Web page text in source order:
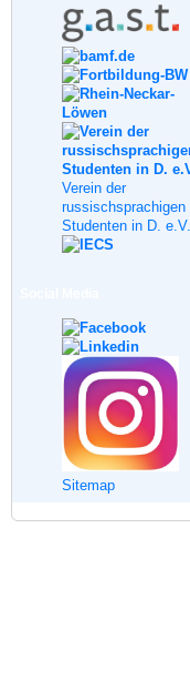
Verein der
russischsprachigen
Studenten in D. e.V.
Sitemap